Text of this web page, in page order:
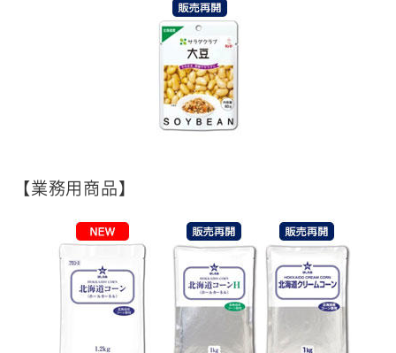
【業務用商品】